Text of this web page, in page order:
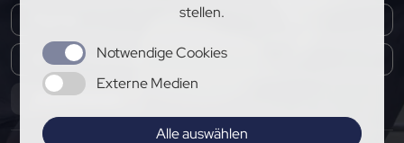
stellen.
Notwendige Cookies
Externe Medien
Alle auswählen
Abonnieren